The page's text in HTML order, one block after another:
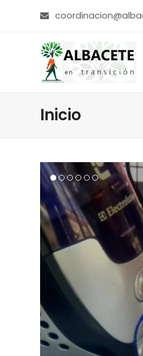
Inicio